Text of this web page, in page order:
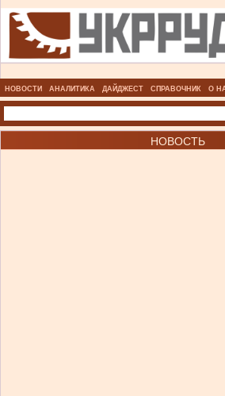
НОВОСТИ АНАЛИТИКА ДАЙДЖЕСТ СПРАВОЧНИК О
НОВОСТЬ